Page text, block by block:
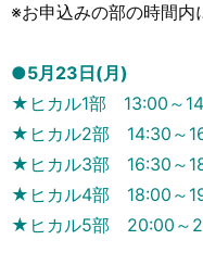
※お申込みの部の時間内
●5月23日(月)
★ヒカル1部 13:00～
★ヒカル2部 14:30～
★ヒカル3部 16:30～
★ヒカル4部 18:00～
★ヒカル5部 20:00～